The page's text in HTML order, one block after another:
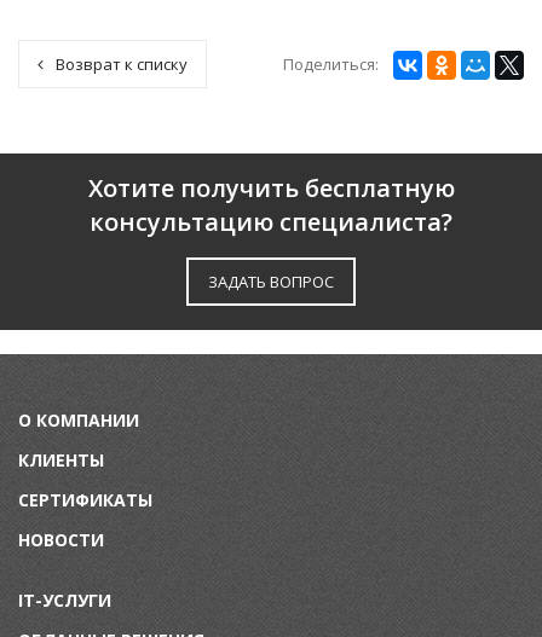
Возврат к списку Поделиться:
Хотите получить бесплатную
консультацию специалиста?
ЗАДАТЬ ВОПРОС
О КОМПАНИИ
КЛИЕНТЫ
СЕРТИФИКАТЫ
НОВОСТИ
IT-УСЛУГИ